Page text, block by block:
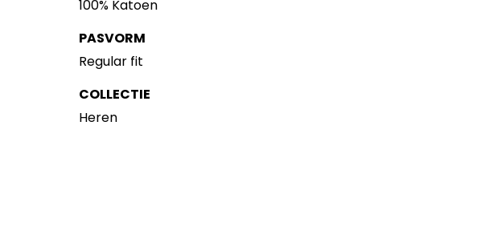
100% Katoen
PASVORM
Regular fit
COLLECTIE
Heren